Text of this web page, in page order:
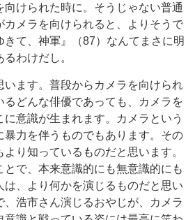
向けられた時に。そうじゃない普通
カメラを向けられると、よりそうで
きて、神軍』（87）なんてまさに明
わけだし。
ます。普段からカメラを向けられ
るどんな俳優であっても、カメラを
意識が生まれます。カメラという
暴力を伴うものでもあります。その
り知っているものだと思います。
とで、本来意識的にも無意識的にも
は、より何かを演じるものだと思い
、浩市さん演じるおやじが、カメラ